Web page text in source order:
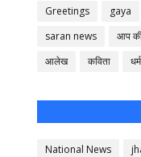
Greetings gaya
saran news
आप
आलेख
कविता धर्म
National News